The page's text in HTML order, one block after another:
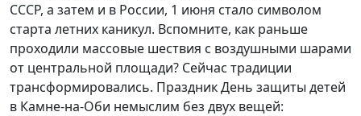
СССР, а затем и в России, 1 июня стало символом
старта летних каникул. Вспомните, как раньше
проходили массовые шествия с воздушными шарами
от центральной площади? Сейчас традиции
трансформировались. Праздник День защиты детей
в Камне-на-Оби немыслим без двух вещей: